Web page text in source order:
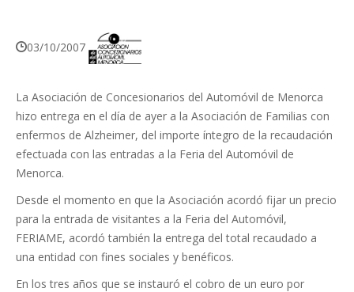
03/10/2007
La Asociación de Concesionarios del Automóvil de Menorca
hizo entrega en el día de ayer a la Asociación de Familias con
enfermos de Alzheimer, del importe íntegro de la recaudación
efectuada con las entradas a la Feria del Automóvil de
Menorca.
Desde el momento en que la Asociación acordó fijar un precio
para la entrada de visitantes a la Feria del Automóvil,
FERIAME, acordó también la entrega del total recaudado a
una entidad con fines sociales y benéficos.
En los tres años que se instauró el cobro de un euro por